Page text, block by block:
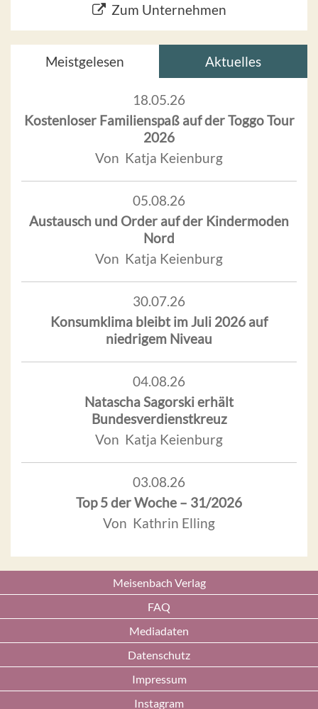
Zum Unternehmen
Meistgelesen Aktuelles
18.05.26
Kostenloser Familienspaß auf der Toggo Tour
2026
Von Katja Keienburg
05.08.26
Austausch und Order auf der Kindermoden
Nord
Von Katja Keienburg
30.07.26
Konsumklima bleibt im Juli 2026 auf
niedrigem Niveau
04.08.26
Natascha Sagorski erhält
Bundesverdienstkreuz
Von Katja Keienburg
03.08.26
Top 5 der Woche – 31/2026
Von Kathrin Elling
Meisenbach Verlag
FAQ
Mediadaten
Datenschutz
Impressum
Instagram